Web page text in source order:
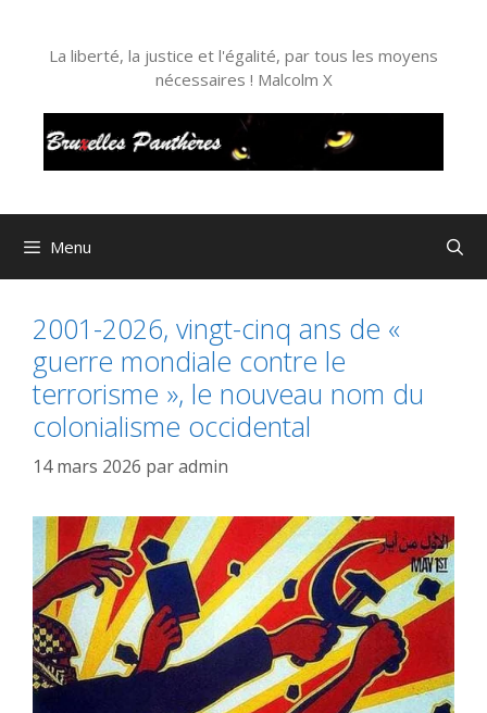
contenuLa liberté, la justice et l'égalité, par tous les moyens
nécessaires ! Malcolm X
Menu
2001-2026, vingt-cinq ans de «
guerre mondiale contre le
terrorisme », le nouveau nom du
colonialisme occidental
14 mars 2026 paradmin